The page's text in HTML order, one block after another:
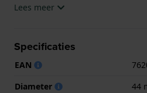
horloge geleverd met Swiss
Lees meer
Specificaties
EAN
Diameter
44